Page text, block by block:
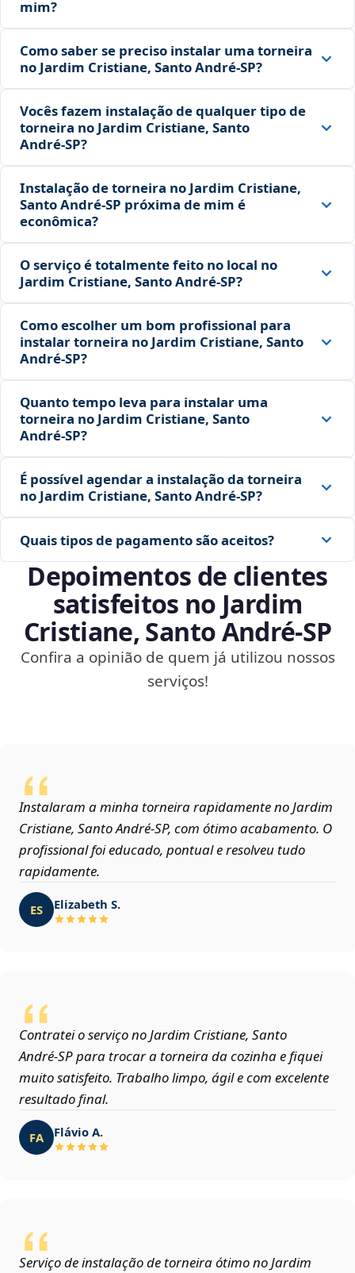
mim?
Como saber se preciso instalar uma torneira
no Jardim Cristiane, Santo André‑SP?
Vocês fazem instalação de qualquer tipo de
torneira no Jardim Cristiane, Santo
André‑SP?
Instalação de torneira no Jardim Cristiane,
Santo André‑SP próxima de mim é
econômica?
O serviço é totalmente feito no local no
Jardim Cristiane, Santo André‑SP?
Como escolher um bom profissional para
instalar torneira no Jardim Cristiane, Santo
André‑SP?
Quanto tempo leva para instalar uma
torneira no Jardim Cristiane, Santo
André‑SP?
É possível agendar a instalação da torneira
no Jardim Cristiane, Santo André‑SP?
Quais tipos de pagamento são aceitos?
Depoimentos de clientes
satisfeitos no Jardim
Cristiane, Santo André‑SP
Confira a opinião de quem já utilizou nossos
serviços!
Instalaram a minha torneira rapidamente no Jardim
Cristiane, Santo André‑SP, com ótimo acabamento. O
profissional foi educado, pontual e resolveu tudo
rapidamente.
ES Elizabeth S.
Contratei o serviço no Jardim Cristiane, Santo
André‑SP para trocar a torneira da cozinha e fiquei
muito satisfeito. Trabalho limpo, ágil e com excelente
resultado final.
FA Flávio A.
Serviço de instalação de torneira ótimo no Jardim